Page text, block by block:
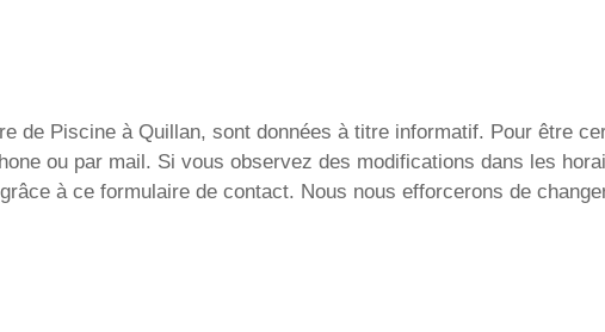
de Piscine à Quillan, sont données à titre informatif. Pour être
ou par mail. Si vous observez des modifications dans les
à ce formulaire de contact. Nous nous efforcerons de